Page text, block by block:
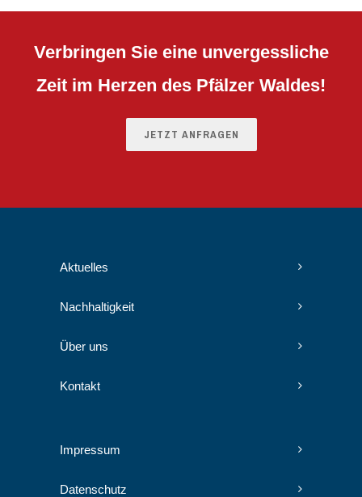
Verbringen Sie eine unvergessliche
Zeit im Herzen des Pfälzer Waldes!
JETZT ANFRAGEN
Aktuelles
Nachhaltigkeit
Über uns
Kontakt
Impressum
Datenschutz